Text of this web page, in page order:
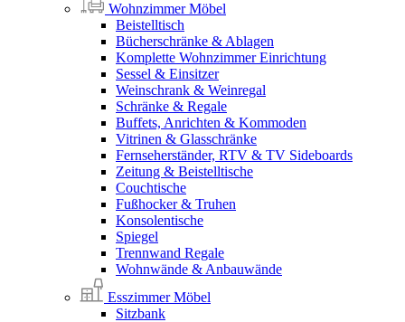
Wohnzimmer Möbel
Beistelltisch
Bücherschränke & Ablagen
Komplette Wohnzimmer Einrichtung
Sessel & Einsitzer
Weinschrank & Weinregal
Schränke & Regale
Buffets, Anrichten & Kommoden
Vitrinen & Glasschränke
Fernseherständer, RTV & TV Sideboards
Zeitung & Beistelltische
Couchtische
Fußhocker & Truhen
Konsolentische
Spiegel
Trennwand Regale
Wohnwände & Anbauwände
Esszimmer Möbel
Sitzbank